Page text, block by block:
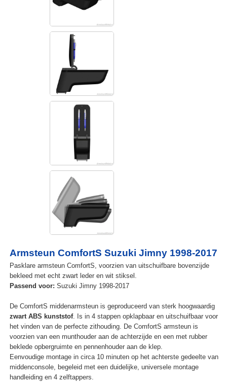
Armsteun ComfortS Suzuki Jimny 1998-2017
Pasklare armsteun ComfortS, voorzien van uitschuifbare bovenzijde
bekleed met echt zwart leder en wit stiksel.
Passend voor: Suzuki Jimny 1998-2017
De ComfortS middenarmsteun is geproduceerd van sterk hoogwaardig
zwart ABS kunststof. Is in 4 stappen opklapbaar en uitschuifbaar voor
het vinden van de perfecte zithouding. De ComfortS armsteun is
voorzien van een munthouder aan de achterzijde en een met rubber
beklede opbergruimte en pennenhouder aan de klep.
Eenvoudige montage in circa 10 minuten op het achterste gedeelte van
middenconsole, begeleid met een duidelijke, universele montage
handleiding en 4 zelftappers.